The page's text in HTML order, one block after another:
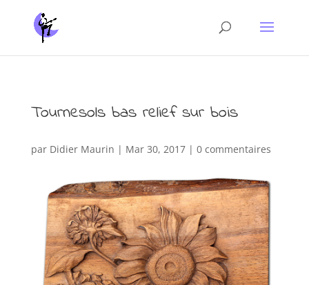
Tournesols bas relief sur bois
par Didier Maurin | Mar 30, 2017| 0 commentaires